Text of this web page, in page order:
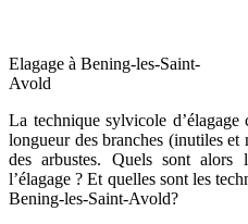
Elagage à Bening-les-Saint-
Avold
La technique sylvicole
longueur des branches (inutiles et
des arbustes. Quels sont
l’élagage ? Et quelles sont les
Bening-les-Saint-Avold?